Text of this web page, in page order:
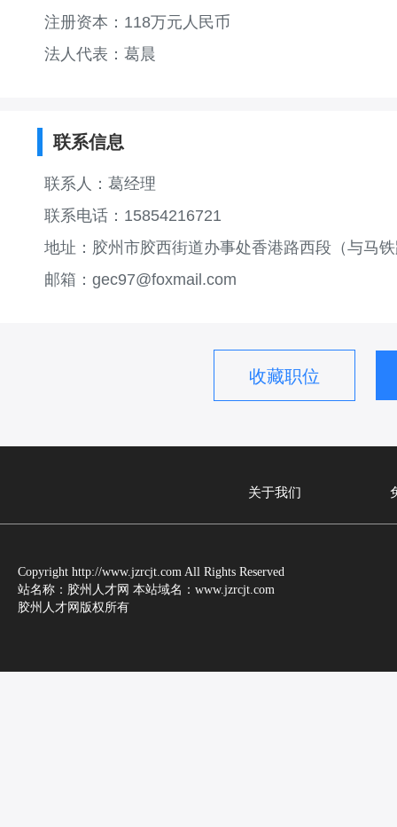
注册资本：118万元人民币
法人代表：葛晨
联系信息
联系人：葛经理
联系电话：15854216721
地址：胶州市胶西街道办事处香港路西段（与马
邮箱：gec97@foxmail.com
收藏职位
关于我们
Copyright http://www.jzrcjt.com All Rights Reserved
站名称：胶州人才网 本站域名：www.jzrcjt.com
胶州人才网版权所有